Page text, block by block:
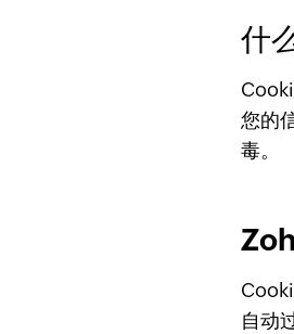
什
您的
毒。
自动